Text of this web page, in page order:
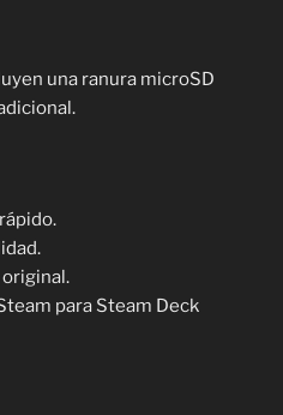
una ranura microSD
para Steam Deck